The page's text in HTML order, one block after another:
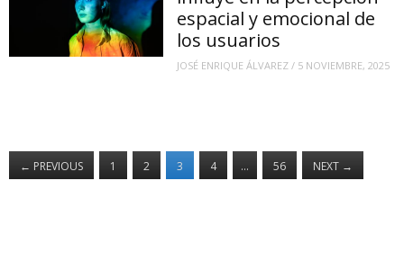
espacial y emocional de
los usuarios
JOSÉ ENRIQUE ÁLVAREZ / 5 NOVIEMBRE, 2025
← PREVIOUS 1 2 3 4 … 56 NEXT →